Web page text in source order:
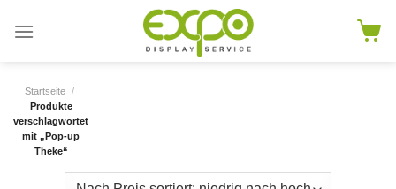
Startseite /
Produkte
verschlagwortet
mit „Pop-up
Theke“